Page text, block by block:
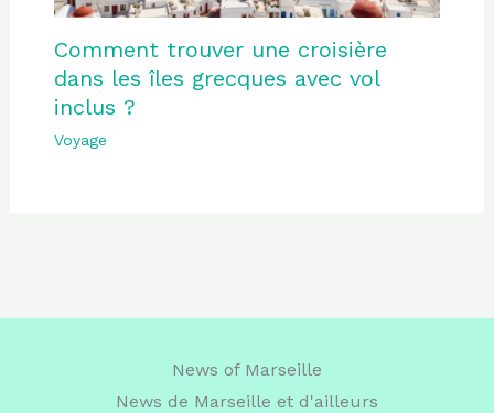
Comment trouver une croisière
dans les îles grecques avec vol
inclus ?
Voyage
News of Marseille
News de Marseille et d'ailleurs